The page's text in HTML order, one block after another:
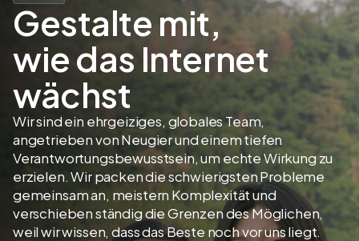
Gestalte mit,
wie das Internet
wächst
Wir sind ein ehrgeiziges, globales Team,
angetrieben von Neugier und einem tiefen
Verantwortungsbewusstsein, um echte Wirkung zu
erzielen. Wir packen die schwierigsten Probleme
gemeinsam an, meistern Komplexität und
verschieben ständig die Grenzen des Möglichen,
weil wir wissen, dass das Beste noch vor uns liegt.